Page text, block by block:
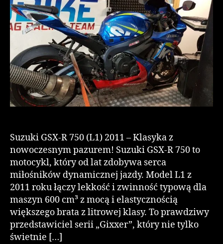
Suzuki GSX-R 750 (L1) 2011 – Klasyka z
nowoczesnym pazurem! Suzuki GSX-R 750 to
motocykl, który od lat zdobywa serca
miłośników dynamicznej jazdy. Model L1 z
2011 roku łączy lekkość i zwinność typową dla
maszyn 600 cm³ z mocą i elastycznością
większego brata z litrowej klasy. To prawdziwy
przedstawiciel serii „Gixxer”, który nie tylko
świetnie […]